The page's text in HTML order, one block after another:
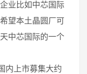
业比如中芯国际
望本土晶圆厂可
中芯国际的一个
内上市募集大约